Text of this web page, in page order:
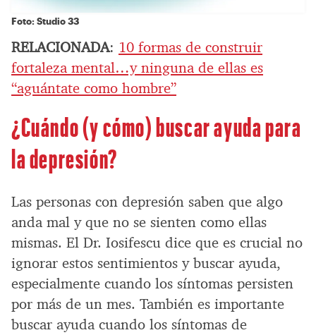
Foto: Studio 33
RELACIONADA: 10 formas de construir
fortaleza mental…y ninguna de ellas es
“aguántate como hombre”
¿Cuándo (y cómo) buscar ayuda para
la depresión?
Las personas con depresión saben que algo
anda mal y que no se sienten como ellas
mismas. El Dr. Iosifescu dice que es crucial no
ignorar estos sentimientos y buscar ayuda,
especialmente cuando los síntomas persisten
por más de un mes. También es importante
buscar ayuda cuando los síntomas de